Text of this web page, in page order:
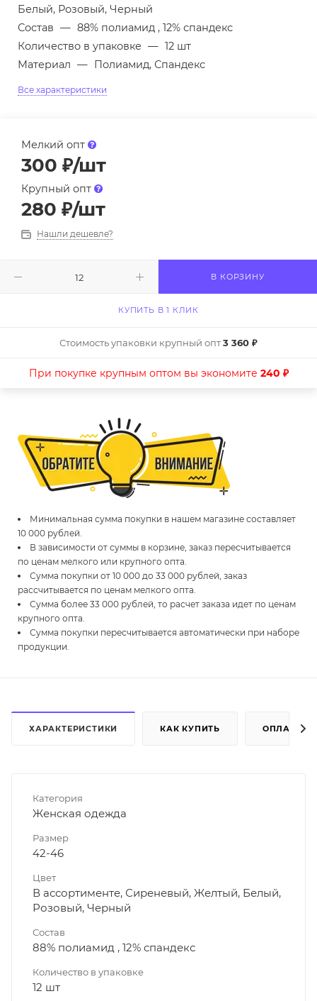
Белый, Розовый, Черный
Состав — 88% полиамид , 12% спандекс
Количество в упаковке — 12 шт
Материал — Полиамид, Спандекс
Все характеристики
Мелкий опт
300 ₽/шт
Крупный опт
280 ₽/шт
Нашли дешевле?
В КОРЗИНУ
КУПИТЬ В 1 КЛИК
Стоимость упаковки крупный опт3 360 ₽
При покупке крупным оптом вы экономите 240 ₽
Минимальная сумма покупки в нашем магазине составляет
10 000 рублей.
В зависимости от суммы в корзине, заказ пересчитывается
по ценам мелкого или крупного опта.
Сумма покупки от 10 000 до 33 000 рублей, заказ
рассчитывается по ценам мелкого опта.
Сумма более 33 000 рублей, то расчет заказа идет по ценам
крупного опта.
Сумма покупки пересчитывается автоматически при наборе
продукции.
ХАРАКТЕРИСТИКИ КАК КУПИТЬ ОПЛАТА
Категория
Женская одежда
Размер
42-46
Цвет
В ассортименте, Сиреневый, Желтый, Белый,
Розовый, Черный
Состав
88% полиамид , 12% спандекс
Количество в упаковке
12 шт